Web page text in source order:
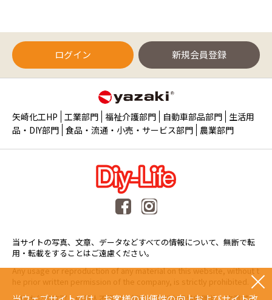
ログイン 新規会員登録
矢崎化工HP 工業部門 福祉介護部門 自動車部品部門 生活用
品・DIY部門 食品・流通・小売・サービス部門 農業部門
当サイトの写真、文章、データなどすべての情報について、無断で転
用・転載をすることはご遠慮ください。
Any usage or reproduction of any material on this website, without t
he prior written permission of the company, is strictly prohibited.